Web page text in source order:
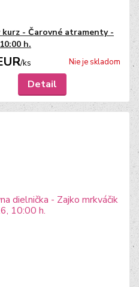
kurz - Čarovné atramenty -
h.
/ks Nie je skladom
Detail